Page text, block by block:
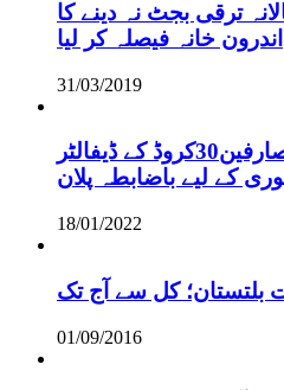
ترقی بجٹ نہ دینے کا
اندرون خانہ فیصلہ کر لیا
31/03/2019
گلگت بلتستان، بجلی صارفین30کروڈ کے ڈیفالٹر
کے لیے باضابطہ پلان
18/01/2022
بلتستان؛ کل سے آج تک
01/09/2016